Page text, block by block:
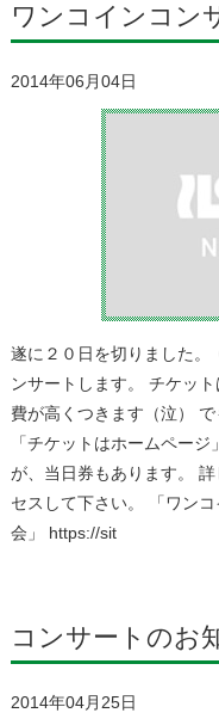
ワンコインコン
2014年06月04日
遂に２０日を切りました。
ンサートします。 チケッ
費が高くつきます（泣）
「チケットはホームペー
が、当日券もあります。
セスして下さい。 「ワン
会」 https://sit
コンサートのお
2014年04月25日